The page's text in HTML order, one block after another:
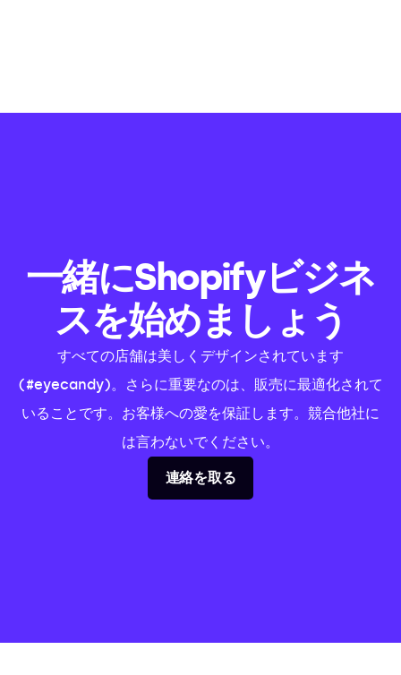
一緒にShopifyビジネ
スを始めましょう
すべての店舗は美しくデザインされています
(#eyecandy)。さらに重要なのは、販売に最適化されて
いることです。お客様への愛を保証します。競合他社に
は言わないでください。
連絡を取る